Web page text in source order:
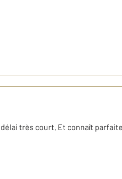
très court. Et connaît